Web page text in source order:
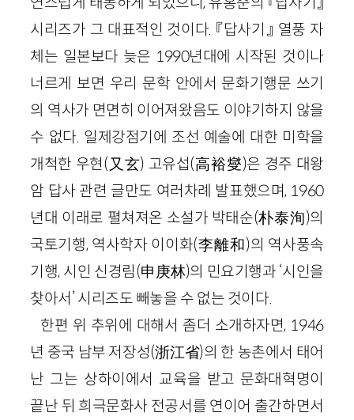
시리즈가 그 대표적인 것이다. 『답사기』 열풍 자
체는 일본보다 늦은 1990년대에 시작된 것이나
너르게 보면 우리 문학 안에서 문화기행문 쓰기
의 역사가 면면히 이어져왔음도 이야기하지 않을
수 없다. 일제강점기에 조선 예술에 대한 미학을
개척한 우현(又玄) 고유섭(高裕燮)은 경주 대왕
암 답사 관련 글만도 여러차례 발표했으며, 1960
년대 이래로 펼쳐져온 소설가 박태순(朴泰洵)의
국토기행, 역사학자 이이화(李離和)의 역사풍속
기행, 시인 신경림(申庚林)의 민요기행과 ‘시인을
찾아서’ 시리즈도 빼놓을 수 없는 것이다.
한편 위 추위에 대해서 좀더 소개하자면, 1946
년 중국 남부 저장성(浙江省)의 한 농촌에서 태어
난 그는 상하이에서 교육을 받고 문화대혁명이
끝난 뒤 희극문화사 전공서를 연이어 출간하면서